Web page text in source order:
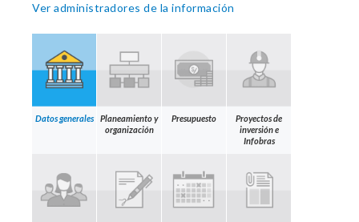
Ver administradores de la información
Datos generales
Planeamiento y
organización
Presupuesto
Proyectos de
inversión e
Infobras